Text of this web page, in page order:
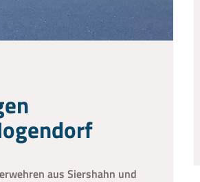
aus Siershahn und